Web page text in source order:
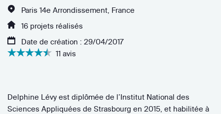
Paris 14e Arrondissement, France
16 projets réalisés
Date de création : 29/04/2017
11 avis
Delphine Lévy est diplômée de l’Institut National des
Sciences Appliquées de Strasbourg en 2015, et habilitée à